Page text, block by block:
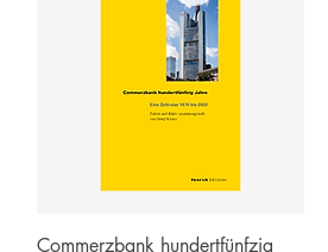
Schnellansicht
Commerzbank hundertfünfzig